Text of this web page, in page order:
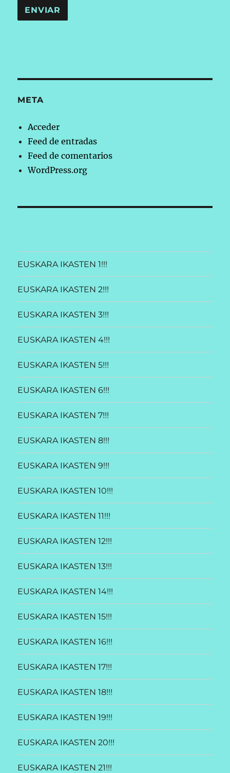
META
Acceder
Feed de entradas
Feed de comentarios
WordPress.org
EUSKARA IKASTEN 1!!!
EUSKARA IKASTEN 2!!!
EUSKARA IKASTEN 3!!!
EUSKARA IKASTEN 4!!!
EUSKARA IKASTEN 5!!!
EUSKARA IKASTEN 6!!!
EUSKARA IKASTEN 7!!!
EUSKARA IKASTEN 8!!!
EUSKARA IKASTEN 9!!!
EUSKARA IKASTEN 10!!!
EUSKARA IKASTEN 11!!!
EUSKARA IKASTEN 12!!!
EUSKARA IKASTEN 13!!!
EUSKARA IKASTEN 14!!!
EUSKARA IKASTEN 15!!!
EUSKARA IKASTEN 16!!!
EUSKARA IKASTEN 17!!!
EUSKARA IKASTEN 18!!!
EUSKARA IKASTEN 19!!!
EUSKARA IKASTEN 20!!!
EUSKARA IKASTEN 21!!!